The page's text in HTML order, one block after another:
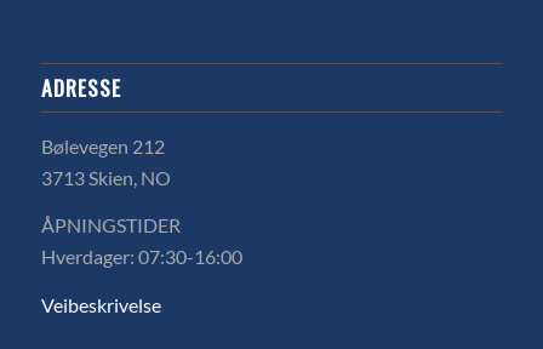
ADRESSE
Bølevegen 212
3713 Skien, NO
ÅPNINGSTIDER
Hverdager: 07:30-16:00
Veibeskrivelse